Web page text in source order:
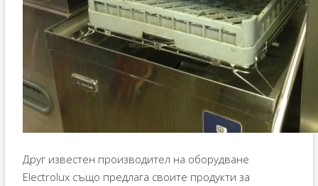
Друг известен производител на оборудване
Electrolux също предлага своите продукти за